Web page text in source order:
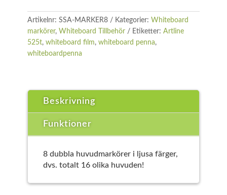
Artikelnr: SSA-MARKER8 Kategorier: Whiteboard
markörer, Whiteboard Tillbehör Etiketter: Artline
525t, whiteboard film, whiteboard penna,
whiteboardpenna
Beskrivning
Funktioner
8 dubbla huvudmarkörer i ljusa färger,
dvs. totalt 16 olika huvuden!